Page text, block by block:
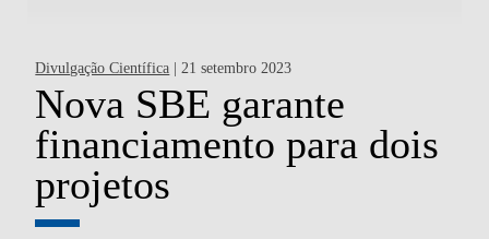
Divulgação Científica | 21 setembro 2023
Nova SBE garante
financiamento para dois
projetos